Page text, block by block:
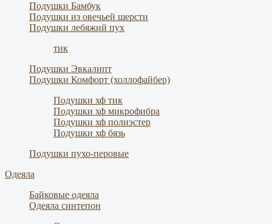
Подушки Бамбук
Подушки из овечьей шерсти
Подушки лебяжий пух
тик
Подушки Эвкалипт
Подушки Комфорт (холлофайбер)
Подушки хф тик
Подушки хф микрофибра
Подушки хф полиэстер
Подушки хф бязь
Подушки пухо-перовые
Одеяла
Байковые одеяла
Одеяла синтепон